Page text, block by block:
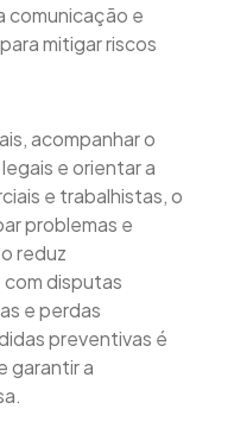
comunicação e
mitigar riscos
acompanhar o
e orientar a
e trabalhistas, o
problemas e
reduz
disputas
e perdas
preventivas é
garantir a